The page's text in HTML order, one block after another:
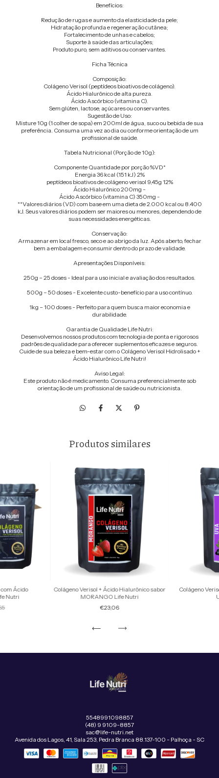
Benefícios:
Redução de rugas e aumento da elasticidade da pele;
Hidratação profunda e regeneração cutânea;
Fortalecimento de unhas e cabelos;
Suporte à saúde das articulações;
Produto puro, sem aditivos ou conservantes.
Ficha Técnica
Composição:
Colágeno Verisol (peptídeos bioativos de colágeno).
Ácido Hialurônico de alta pureza.
Ácido Ascórbico (vitamina C).
Sem glúten, lactose, açúcares ou conservantes.
Sugestão de Uso:
Misture 10g (1 colher de sopa) em 200ml de água, suco ou bebida de sua
preferência. Consuma uma vez ao dia ou conforme orientação de um
profissional de saúde.
Tabela Nutricional (Porção de 10g):
Componente Quantidade por porção %VD*
Energia 36 kcal (151 kJ) 2%
peptídeos bioativos de colágeno verisol 9,45g 12%
Ácido Hialurônico 200mg -
Ácido Ascórbico (vitamina C) 350mg -
**Valores diários (VD) com base em uma dieta de 2.000 kcal ou 8.400
kJ. Seus valores diários podem ser maiores ou menores, dependendo de
suas necessidades energéticas.
Conservação:
Armazenar em local fresco, seco e ao abrigo da luz. Após aberto, fechar
bem a embalagem e consumir dentro do prazo de validade.
Apresentações Disponíveis:
250g – 25 doses - Ideal para uso inicial e avaliação dos resultados.
500g – 50 doses - Excelente custo-benefício para uso contínuo.
1kg – 100 doses - Perfeito para quem busca maior economia e
durabilidade.
Garantia de Qualidade Life Nutri:
Desenvolvemos nossos produtos com tecnologia de ponta e rigorosos
padrões de qualidade para oferecer suplementos eficazes e seguros.
Cuide de sua beleza e bem-estar com o Colágeno Verisol Hidrolisado +
Ácido Hialurônico Life Nutri!
Aviso Legal:
Este produto não é medicamento. Consuma preferencialmente sob
orientação de um profissional de saúde ou nutricionista.
Produtos similares
Ácido
Nutri
Colágeno Verisol + Ácido Hialurônico sabor
MORANGO Life Nutri
€23,06
Colágeno
5548991098857
(48) 9 9109-8857
sac@life-nutri.net
Avenida dos Lagos, 41, Sala 253, Pedra Branca 88.137-100 - Palhoça - SC